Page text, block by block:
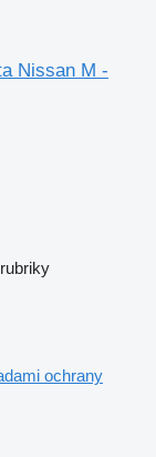
Nissan M -
ochrany